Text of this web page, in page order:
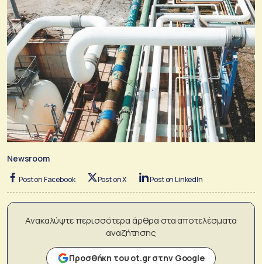
Newsroom
Post on Facebook Post on X Post on LinkedIn
Ανακαλύψτε περισσότερα άρθρα στα αποτελέσματα
αναζήτησης
Προσθήκη του ot.gr στην Google